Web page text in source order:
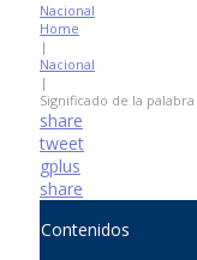
Nacional
Home
|
Nacional
|
Significado de la
share
tweet
gplus
share
Contenidos